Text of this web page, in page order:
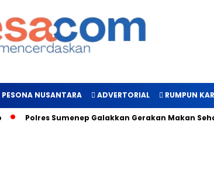
PESONA NUSANTARA ADVERTORIAL RUMPUN
Polres Sumenep Galakkan Gerakan Makan Sehat